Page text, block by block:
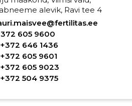
alevik, Ravi tee 4
605 9600
+372 646 1436
+372 605 9601
+372 605 9023
+372 504 9375